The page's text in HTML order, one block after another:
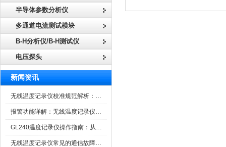
半导体参数分析仪
多通道电流测试模块
B-H分析仪/B-H测试仪
电压探头
新闻资讯
无线温度记录仪校准规范解析：从多点比对到不确定度评定的实操流程
报警功能详解：无线温度记录仪的阈值设定与通知机制
GL240温度记录仪操作指南：从开箱、接线到数据导出的标准化流程
无线温度记录仪常见的通信故障诊断与排除指南